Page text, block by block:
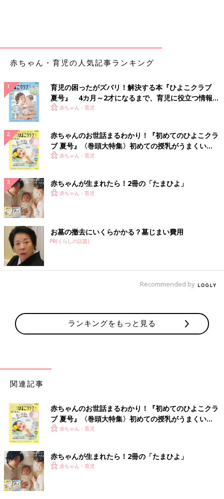
赤ちゃん・育児の人気記事ランキング
育児の困ったがズバリ！解決する本『ひよこクラブ
夏号』 4カ月～2才になるまで、育児に役立つ情報が
いっぱい！
赤ちゃん・育児
赤ちゃんのお世話まるわかり！『初めてのひよこクラ
ブ 夏号』〈巻頭大特集〉初めての授乳がうまくい
く！ おっぱい・ミルクの基本と夏のトラブル 解決テ
赤ちゃん・育児
赤ちゃんが生まれたら！2冊の「たまひよ」
赤ちゃん・育児
お墓の撤去にいくらかかる？墓じまい費用
PR(くらしの話題)
Recommended by
ランキングをもっと見る
関連記事
赤ちゃんのお世話まるわかり！『初めてのひよこクラ
ブ 夏号』〈巻頭大特集〉初めての授乳がうまくい
く！ おっぱい・ミルクの基本と夏のトラブル 解決テ
赤ちゃん・育児
赤ちゃんが生まれたら！2冊の「たまひよ」
赤ちゃん・育児